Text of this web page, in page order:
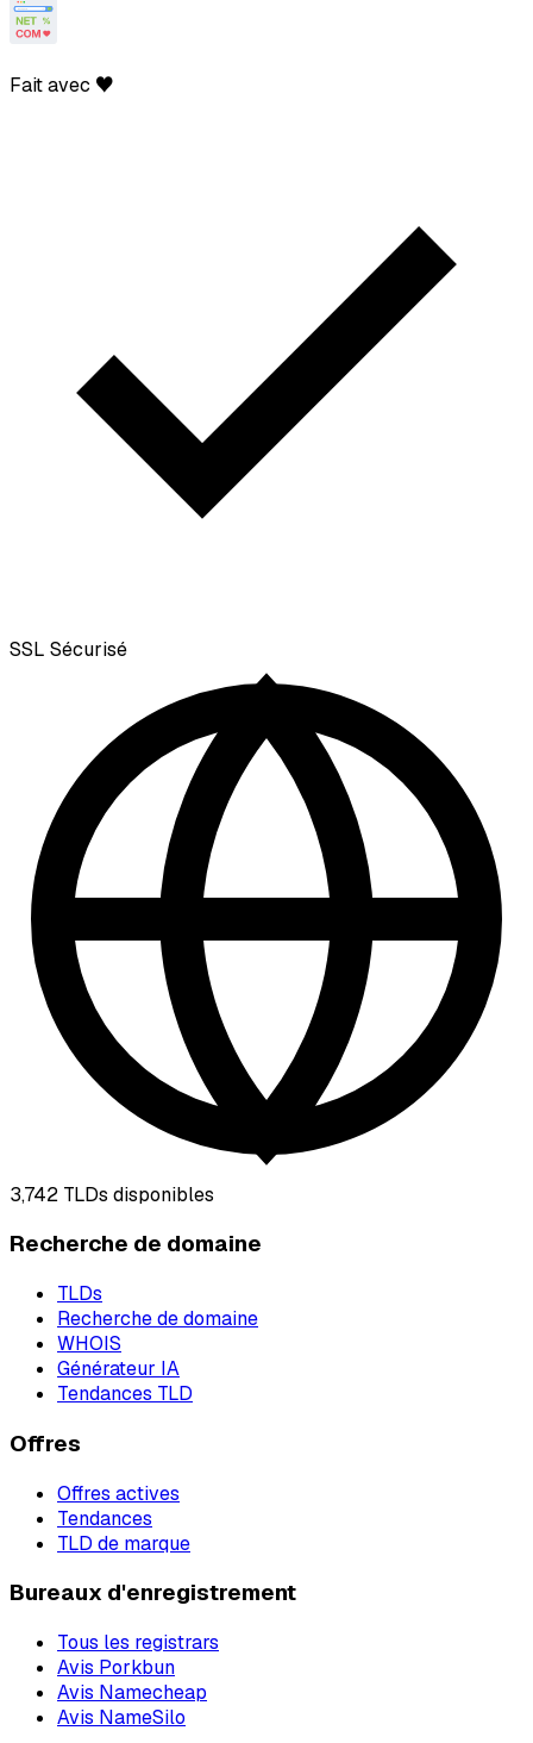
Fait avec ♥
SSL Sécurisé
3,742 TLDs disponibles
Recherche de domaine
TLDs
Recherche de domaine
WHOIS
Générateur IA
Tendances TLD
Offres
Offres actives
Tendances
TLD de marque
Bureaux d'enregistrement
Tous les registrars
Avis Porkbun
Avis Namecheap
Avis NameSilo